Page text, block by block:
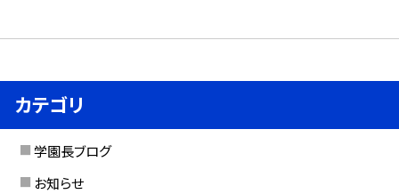
カテゴリ
学園長ブログ
お知らせ